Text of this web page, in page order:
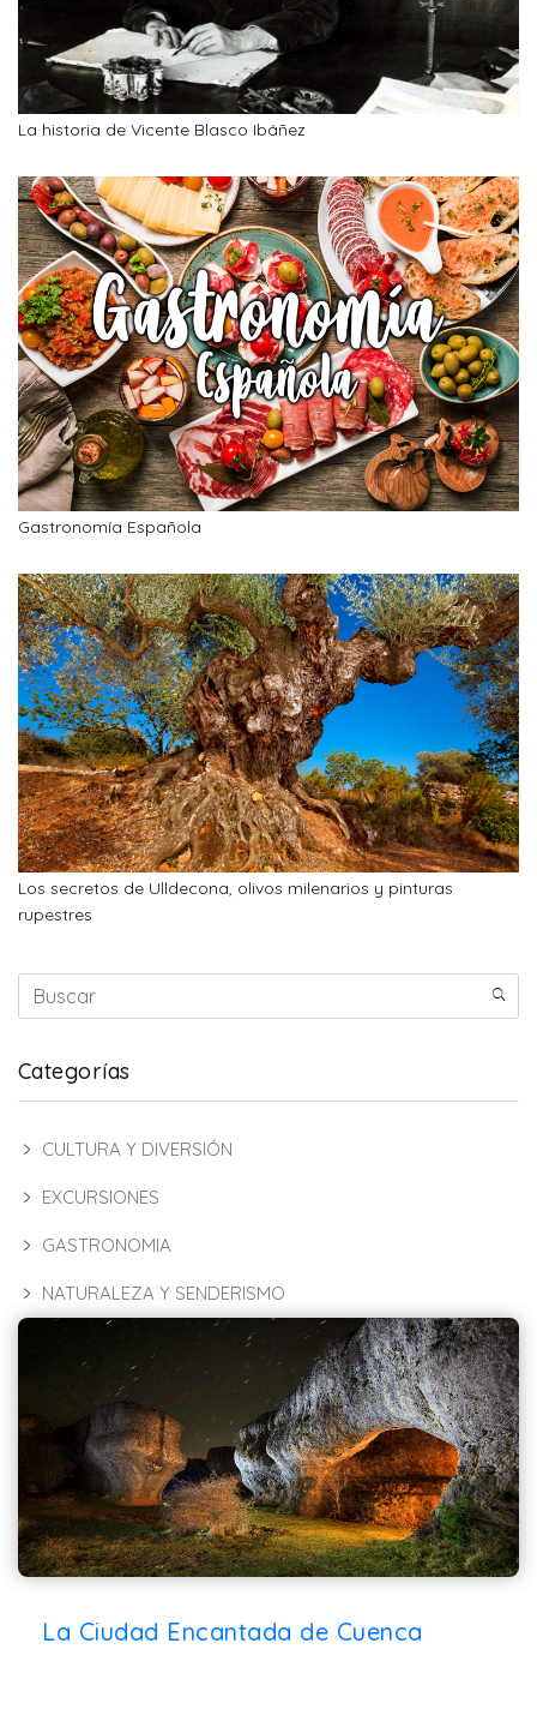
La historia de Vicente Blasco Ibáñez
Gastronomía Española
Los secretos de Ulldecona, olivos milenarios y pinturas
rupestres
Categorías
CULTURA Y DIVERSIÓN
EXCURSIONES
GASTRONOMIA
NATURALEZA Y SENDERISMO
La Ciudad Encantada de Cuenca